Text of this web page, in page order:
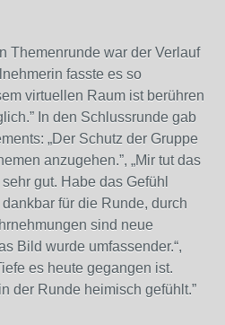
Themenrunde war der Verlauf
fasste es so
virtuellen Raum ist berühren
In den Schlussrunde gab
„Der Schutz der Gruppe
anzugehen.”, „Mir tut das
gut. Habe das Gefühl
für die Runde, durch
sind neue
Bild wurde umfassender.“,
es heute gegangen ist.
der Runde heimisch gefühlt.”